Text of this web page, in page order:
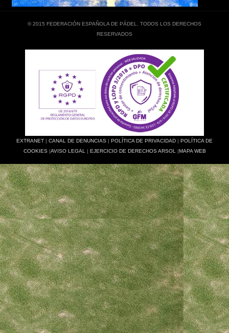
© 2015 FEDERACIÓN ESPAÑOLA DE PÁDEL. TODOS LOS DERECHOS
RESERVADOS
EXTRANET | CANAL DE DENUNCIAS | POLÍTICA DE PRIVACIDAD | POLÍTICA DE
COOKIES|AVISO LEGAL | EJERCICIO DE DERECHOS ARSOL |MAPA WEB